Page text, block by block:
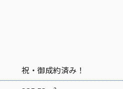
祝・御成約済み！